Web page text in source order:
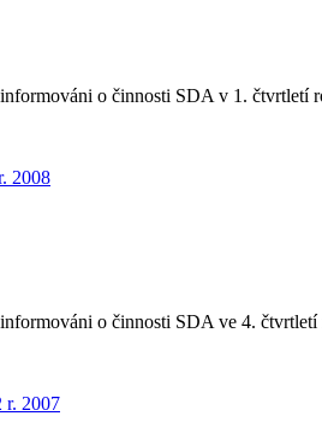
o činnosti SDA v 1.
2008
o činnosti SDA ve 4.
r. 2007